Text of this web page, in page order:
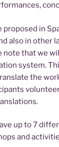
in
also in other
note that we
system.
the
up to 7
and